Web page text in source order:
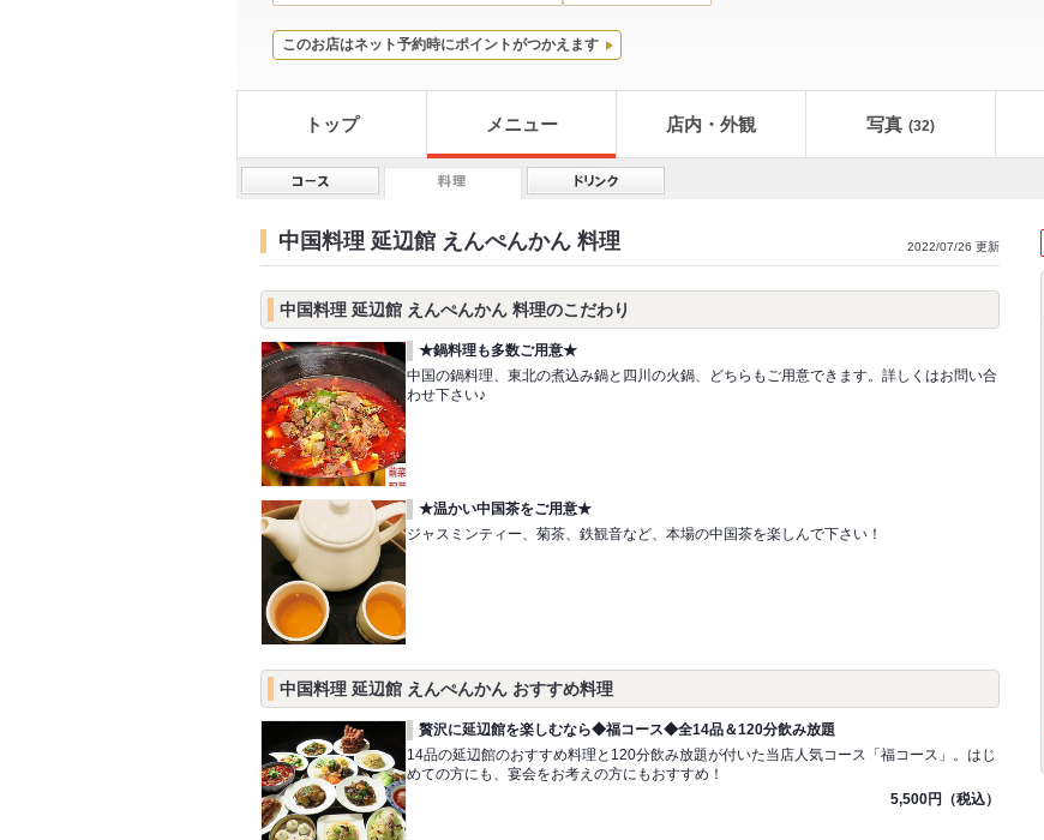
このお店はネット予約時にポイントがつかえます
トップ メニュー 店内・外観 写真 (32)
中国料理 延辺館 えんぺんかん 料理 2022/07/26 更新
中国料理 延辺館 えんぺんかん 料理のこだわり
★鍋料理も多数ご用意★
中国の鍋料理、東北の煮込み鍋と四川の火鍋、どちらもご用意できます。詳しくはお問い合
わせ下さい♪
★温かい中国茶をご用意★
ジャスミンティー、菊茶、鉄観音など、本場の中国茶を楽しんで下さい！
中国料理 延辺館 えんぺんかん おすすめ料理
贅沢に延辺館を楽しむなら◆福コース◆全14品＆120分飲み放題
14品の延辺館のおすすめ料理と120分飲み放題が付いた当店人気コース「福コース」。はじ
めての方にも、宴会をお考えの方にもおすすめ！
5,500円（税込）